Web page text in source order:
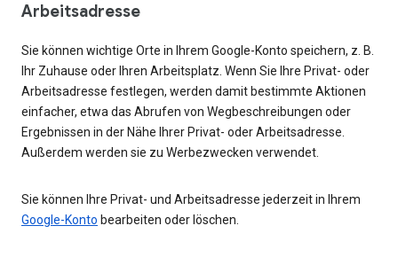
Arbeitsadresse
Sie können wichtige Orte in Ihrem Google-Konto speichern, z. B.
Ihr Zuhause oder Ihren Arbeitsplatz. Wenn Sie Ihre Privat- oder
Arbeitsadresse festlegen, werden damit bestimmte Aktionen
einfacher, etwa das Abrufen von Wegbeschreibungen oder
Ergebnissen in der Nähe Ihrer Privat- oder Arbeitsadresse.
Außerdem werden sie zu Werbezwecken verwendet.
Sie können Ihre Privat- und Arbeitsadresse jederzeit in Ihrem
Google-Konto bearbeiten oder löschen.